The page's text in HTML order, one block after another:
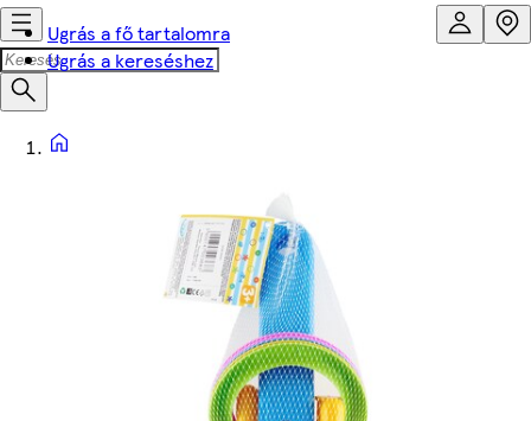
Ugrás a fő tartalomra
Ugrás a kereséshez